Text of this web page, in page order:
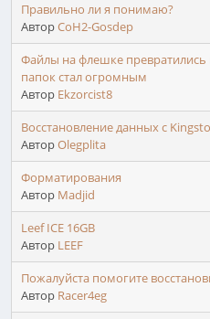
Правильно ли я понимаю?
АвторCoH2-Gosdep
Файлы на флешке
папок стал огромным
Автор Ekzorcist8
Восстановление данных с
АвторOlegplita
Форматирования
Автор Madjid
Leef ICE 16GB
Автор LEEF
Пожалуйста помогите
Автор Racer4eg